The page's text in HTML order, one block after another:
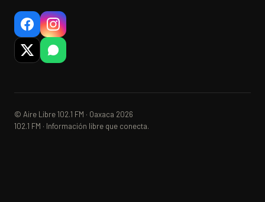
© Aire Libre 102.1 FM · Oaxaca 2026
102.1 FM · Información libre que conecta.